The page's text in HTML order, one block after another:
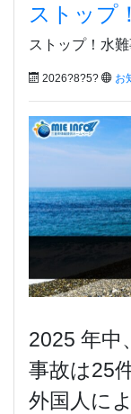
ストップ
ストップ！水難
2026?8?5? お
2025 年中
事故は25
外国人に